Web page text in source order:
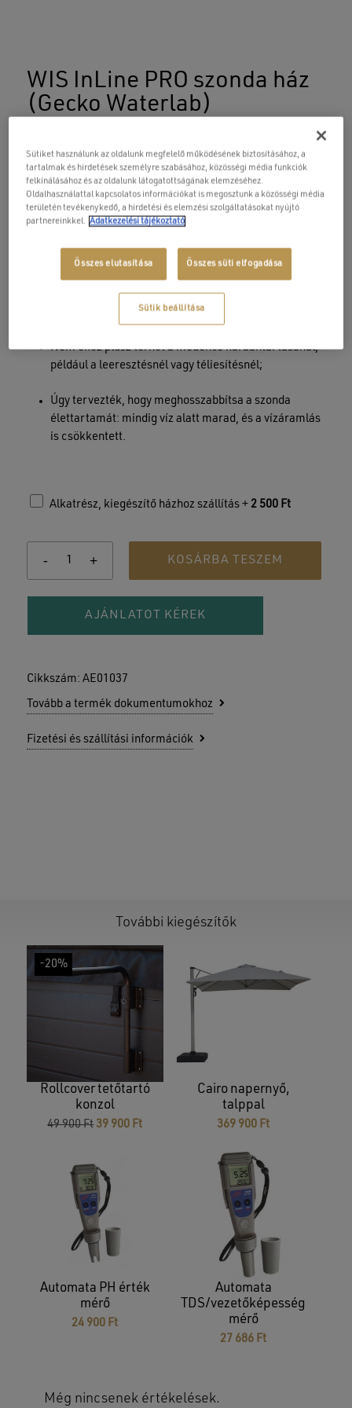
Nincsenek termékek a kosárban.
GO TO SHOP
WIS InLine PRO szonda ház
(Gecko Waterlab)
A masszázsmedencehez integrált rendszer
A szonda házat úgy tervezték, hogy annyira észrevétlen
legyen, hogy el is fogod felejteni, hogy ott van!
Nincsenek zavaró eszközök a medencében;
Egyszerű telepítés az eltérítő csőszakaszba, többféle
beépítési lehetőséggel;
Nem okoz plusz terhet a medence karbantartásánál,
például a leeresztésnél vagy téliesítésnél;
Úgy tervezték, hogy meghosszabbítsa a szonda
élettartamát: mindig víz alatt marad, és a vízáramlás
is csökkentett.
Alkatrész, kiegészítő házhoz szállítás + 2 500 Ft
KOSÁRBA TESZEM
AJÁNLATOT KÉREK
Cikkszám: AE01037
Tovább a termék dokumentumokhoz
Fizetési és szállítási információk
További kiegészítők
-20%
Rollcover tetőtartó
konzol
49 900Ft Original
49
900 Ft.
39 900 FtCurrent
Cairo napernyő,
talppal
369 900 Ft
Automata PH érték
mérő
24 900 Ft
Automata
TDS/vezetőképesség
mérő
27 686 Ft
Még nincsenek értékelések.
Sütiket használunk az oldalunk megfelelő működésének biztosításához, a
tartalmak és hirdetések személyre szabásához, közösségi média funkciók
felkínálásához és az oldalunk látogatottságának elemzéséhez.
Oldalhasználattal kapcsolatos információkat is megosztunk a közösségi média
területén tevékenykedő, a hirdetési és elemzési szolgáltatásokat nyújtó
partnereinkkel. Adatkezelési tájékoztató
Összes elutasítása Összes süti elfogadása
Sütik beállítása